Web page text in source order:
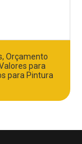
Orçamento
para
para Pintura